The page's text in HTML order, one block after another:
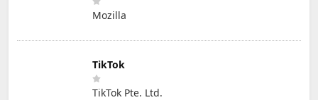
Mozilla
TikTok
TikTok Pte. Ltd.